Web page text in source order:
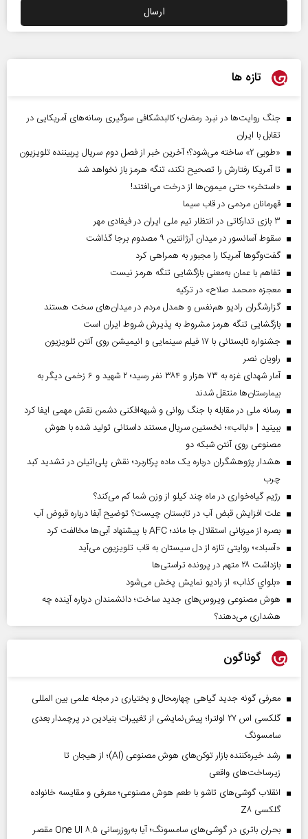
تازه ها
جنگ روایت‌ها در نبرد رمضان؛ کالبدشکافی سوگیری رسانه‌های آمریکایی در
تقابل با ایران
«طوبی ۲» ساخته می‌شود؟؛ آخرین خبر از فصل دوم سریال پربیننده تلویزیون
تا آمریکا رفتارش را تصحیح نکند، تنگه هرمز باز نخواهد شد
«استخر»‌‌؛ حتی میمون‌ها از درخت می‌افتند!
قهرمانان مردمی در قاب سیما
۳ بازی تدارکاتی در انتظار تیم ملی ایران در فیفادی مهر
سقوط آسانسور در میدان آرژانتین ۹ مصدوم برجا گذاشت
گفت‌وگوها آمریکا را مجبور به همراهی کرد
تفاهم با عمان به‌معنی بازگشایی تنگه هرمز نیست
معجزه «محمد صلاح» در ترکیه
گزارشگران رادیو هم‌نفس و همدل مردم در میدان‌های سخت هستند
بازگشایی تنگه هرمز مشروط به پذیرش شروط ایران است
جشنواره تابستانی با ۱۷ فیلم سینمایی و انیمیشن روی آنتن تلویزیون
راویان نصر
آمار شهدای غزه به ۷۳ هزار و ۳۸۴ نفر رسید؛ ۲ شهید و ۶ زخمی دیگر به
بیمارستان‌ها منتقل شدند
رسانه ملی در مقابله با جنگ روانی و شبهه‌افکنی دشمن نقش مهمی ایفا کرد
ببینید | «لبالب»؛ نخستین سریال مستند داستانی تولید شده با هوش
مصنوعی روی آنتن شبکه دو
هشدار پژوهشگران درباره یک ماده پرکاربرد؛ نقش پلی‌اتیلن در تشدید کبد
چرب
رژیم گیاه‌خواری در ماه چند کیلو از وزن شما کم می‌کند؟
علت افزایش قبض آب در تابستان چیست؟ توضیح آبفا درباره قبوض آب
بصره از میزبانی استقلال جا ماند؛ AFC با پیشنهاد آبی‌ها مخالفت کرد
«آسباد»؛ روایتی تازه از دل سیستان به قاب تلویزیون می‌آید
بازداشت ۲۸ متهم در پرونده تراستی‌ها
«بلواي کذاب» از رادیو نمایش پخش می‌شود
هوش مصنوعی ویروس‌های جدید ساخت؛ دانشمندان درباره آینده چه
هشداری می‌دهند؟
گوناگون
معرفی گونه جدید گیاهی چهارمحال و بختیاری در مجله علمی بین المللی
گلکسی اس ۲۷ اولترا؛ پیش‌نمایشی از تغییرات بنیادین در پرچمدار بعدی
سامسونگ
رشد خیره‌کننده بازار توکن‌های هوش مصنوعی (AI)؛ از هیجان تا
زیرساخت‌های واقعی
انقلاب گوشی‌های تاشو‌ با طعم هوش مصنوعی؛ معرفی و مقایسه خانواده
گلکسی Z۸
بحران باتری در گوشی‌های سامسونگ؛ آیا به‌روزرسانی One UI ۸.۵ مقصر